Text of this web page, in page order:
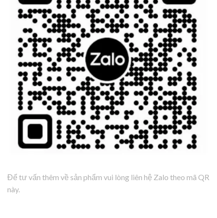
Để tư vấn thêm về sản phẩm vui lòng liên hệ Zalo theo mã QR
này.